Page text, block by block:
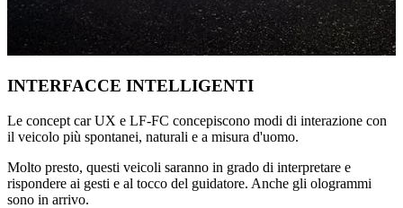
INTERFACCE INTELLIGENTI
Le concept car UX e LF-FC concepiscono modi di interazione con
il veicolo più spontanei, naturali e a misura d'uomo.
Molto presto, questi veicoli saranno in grado di interpretare e
rispondere ai gesti e al tocco del guidatore. Anche gli ologrammi
sono in arrivo.